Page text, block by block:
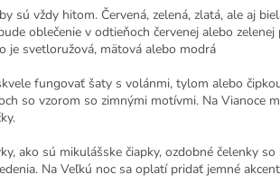
sú vždy hitom. Červená, zelená, zlatá, ale aj
oblečenie v odtieňoch červenej alebo
je svetloružová, mätová alebo modrá
fungovať šaty s volánmi, tylom alebo
so vzorom so zimnými motívmi. Na Vianoce
ako sú mikulášske čiapky, ozdobné čelenky
Na Veľkú noc sa oplatí pridať jemné